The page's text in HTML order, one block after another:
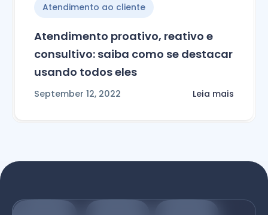
Atendimento ao cliente
Atendimento proativo, reativo e
consultivo: saiba como se destacar
usando todos eles
September 12, 2022 Leia mais